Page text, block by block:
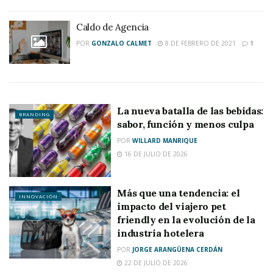
Caldo de Agencia
POR GONZALO CALMET 8 DE FEBRERO DE 2021 1
BRANDING
La nueva batalla de las bebidas:
sabor, función y menos culpa
POR WILLARD MANRIQUE
16 DE JULIO DE 2026
INNOVACIÓN
Más que una tendencia: el
impacto del viajero pet
friendly en la evolución de la
industria hotelera
POR JORGE ARANGÜENA CERDÁN
22 DE JULIO DE 2026